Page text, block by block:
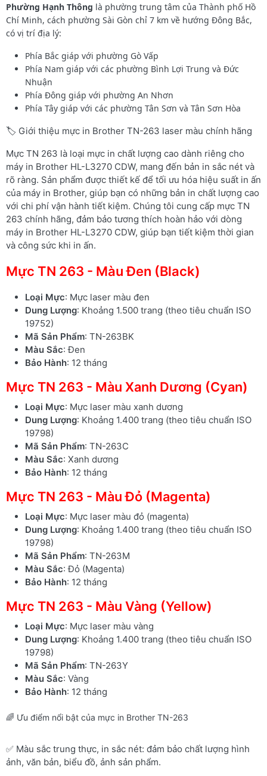
Phường Hạnh Thông là phường trung tâm của Thành phố Hồ
Chí Minh, cách phường Sài Gòn chỉ 7 km về hướng Đông Bắc,
có vị trí địa lý:
Phía Bắc giáp với phường Gò Vấp
Phía Nam giáp với các phường Bình Lợi Trung và Đức
Nhuận
Phía Đông giáp với phường An Nhơn
Phía Tây giáp với các phường Tân Sơn và Tân Sơn Hòa
🏷️ Giới thiệu mực in Brother TN-263 laser màu chính hãng
Mực TN 263 là loại mực in chất lượng cao dành riêng cho
máy in Brother HL-L3270 CDW, mang đến bản in sắc nét và
rõ ràng. Sản phẩm được thiết kế để tối ưu hóa hiệu suất in ấn
của máy in Brother, giúp bạn có những bản in chất lượng cao
với chi phí vận hành tiết kiệm. Chúng tôi cung cấp mực TN
263 chính hãng, đảm bảo tương thích hoàn hảo với dòng
máy in Brother HL-L3270 CDW, giúp bạn tiết kiệm thời gian
và công sức khi in ấn.
Mực TN 263 - Màu Đen (Black)
Loại Mực: Mực laser màu đen
Dung Lượng: Khoảng 1.500 trang (theo tiêu chuẩn ISO
19752)
Mã Sản Phẩm: TN-263BK
Màu Sắc: Đen
Bảo Hành: 12 tháng
Mực TN 263 - Màu Xanh Dương (Cyan)
Loại Mực: Mực laser màu xanh dương
Dung Lượng: Khoảng 1.400 trang (theo tiêu chuẩn ISO
19798)
Mã Sản Phẩm: TN-263C
Màu Sắc: Xanh dương
Bảo Hành: 12 tháng
Mực TN 263 - Màu Đỏ (Magenta)
Loại Mực: Mực laser màu đỏ (magenta)
Dung Lượng: Khoảng 1.400 trang (theo tiêu chuẩn ISO
19798)
Mã Sản Phẩm: TN-263M
Màu Sắc: Đỏ (Magenta)
Bảo Hành: 12 tháng
Mực TN 263 - Màu Vàng (Yellow)
Loại Mực: Mực laser màu vàng
Dung Lượng: Khoảng 1.400 trang (theo tiêu chuẩn ISO
19798)
Mã Sản Phẩm: TN-263Y
Màu Sắc: Vàng
Bảo Hành: 12 tháng
🌈 Ưu điểm nổi bật của mực in Brother TN-263
✅ Màu sắc trung thực, in sắc nét: đảm bảo chất lượng hình
ảnh, văn bản, biểu đồ, ảnh sản phẩm.